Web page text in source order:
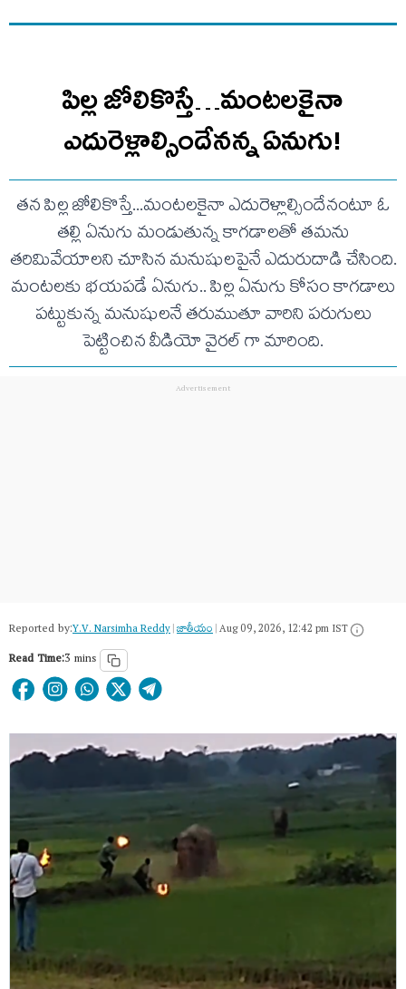
పిల్ల జోలికొస్తే…మంటలకైనా
ఎదురెళ్లాల్సిందేనన్న ఏనుగు!
తన పిల్ల జోలికొస్తే...మంటలకైనా ఎదురెళ్లాల్సిందేనంటూ ఓ
తల్లి ఏనుగు మండుతున్న కాగడాలతో తమను
తరిమివేయాలని చూసిన మనుషులపైనే ఎదురుదాడి చేసింది.
మంటలకు భయపడే ఏనుగు.. పిల్ల ఏనుగు కోసం కాగడాలు
పట్టుకున్న మనుషులనే తరుముతూ వారిని పరుగులు
పెట్టించిన వీడియో వైరల్ గా మారింది.
Reported by:Y.V. Narsimha Reddy|జాతీయం|Aug 09, 2026, 12:42 pm IST
Read Time:3 mins